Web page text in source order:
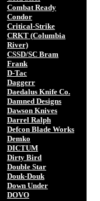
Combat Ready
Condor
Critical-Strike
CRKT (Columbia
River)
CSSD/SC Bram
Frank
D-Tac
Daggerr
Daedalus Knife Co.
Damned Designs
Dawson Knives
Darrel Ralph
Defcon Blade Works
Demko
DICTUM
Dirty Bird
Double Star
Douk-Douk
Down Under
DOVO